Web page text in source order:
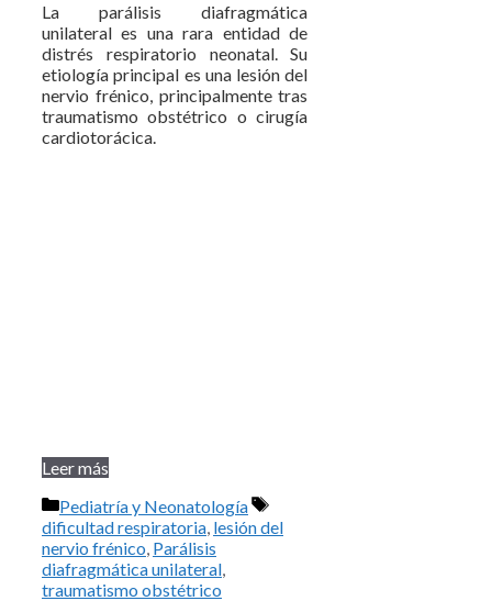
La parálisis diafragmática
unilateral es una rara entidad de
distrés respiratorio neonatal. Su
etiología principal es una lesión del
nervio frénico, principalmente tras
traumatismo obstétrico o cirugía
cardiotorácica.
Leer más
Categorías
Pediatría y Neonatología
Etiquetas
dificultad respiratoria, lesión del
nervio frénico, Parálisis
diafragmática unilateral,
traumatismo obstétrico